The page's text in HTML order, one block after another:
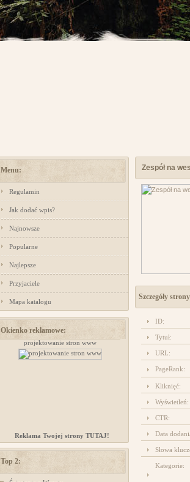
Menu:
Regulamin
Jak dodać wpis?
Najnowsze
Popularne
Najlepsze
Przyjaciele
Mapa katalogu
Okienko reklamowe:
projektowanie stron www
Reklama Twojej strony TUTAJ!
Top 2:
Zespół na
Szczegóły
ID:
Tytuł:
URL:
PageRank:
Kliknięć:
Wyświetleń:
CTR:
Data
Słowa
Kategorie: